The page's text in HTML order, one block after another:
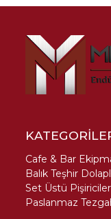
Cafe & Bar
Balık Teşhir
Set Üstü Pişiriciler
Paslanmaz